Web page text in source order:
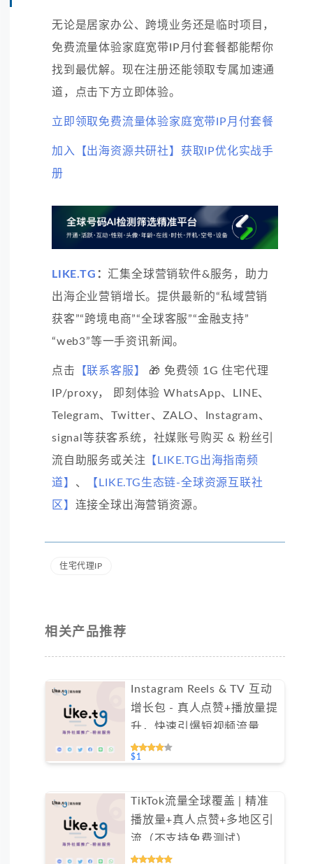
无论是居家办公、跨境业务还是临时项目，
免费流量体验家庭宽带IP月付套餐都能帮你
找到最优解。现在注册还能领取专属加速通
道，点击下方立即体验。
立即领取免费流量体验家庭宽带IP月付套餐
加入【出海资源共研社】获取IP优化实战手
册
LIKE.TG ： 汇集全球营销软件&服务，助力
出海企业营销增长。提供最新的“私域营销
获客”“跨境电商”“全球客服”“金融支持”
“web3”等一手资讯新闻。
点击 【联系客服】
🎁 免费领 1G 住宅代理
IP/proxy， 即刻体验 WhatsApp、LINE、
Telegram、Twitter、ZALO、Instagram、
signal等获客系统，社媒账号购买 & 粉丝引
流自助服务或关注 【LIKE.TG出海指南频
道】 、
【LIKE.TG生态链-全球资源互联社
区】 连接全球出海营销资源。
住宅代理IP
相关产品推荐
Instagram Reels & TV 互动
增长包 - 真人点赞+播放量提
升，快速引爆短视频流量
（不支持免费测试）
$1
TikTok流量全球覆盖 | 精准
播放量+真人点赞+多地区引
流（不支持免费测试）